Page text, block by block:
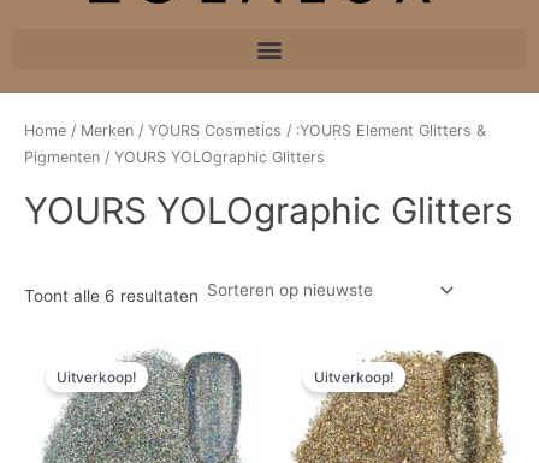
Home / Merken / YOURS Cosmetics / :YOURS Element Glitters &
Pigmenten / YOURS YOLOgraphic Glitters
YOURS YOLOgraphic Glitters
Toont alle 6 resultaten
Uitverkoop!
Oorspronkelijke
prijs
was:
€ 4,24.
Huidige
prijs
is:
€ 2,96.
Uitverkoop!
Oorspronkelijke
prijs
was:
€ 4,24.
Huidige
prijs
is:
€ 2,96.